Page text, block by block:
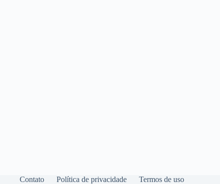
Contato Política de privacidade Termos de uso